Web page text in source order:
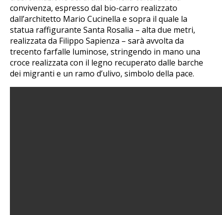
convivenza, espresso dal bio-carro realizzato
dall’architetto Mario Cucinella e sopra il quale la
statua raffigurante Santa Rosalia – alta due metri,
realizzata da Filippo Sapienza – sarà avvolta da
trecento farfalle luminose, stringendo in mano una
croce realizzata con il legno recuperato dalle barche
dei migranti e un ramo d’ulivo, simbolo della pace.